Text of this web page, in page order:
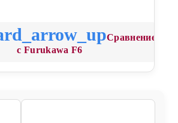
Сравнение
с Furukawa F6